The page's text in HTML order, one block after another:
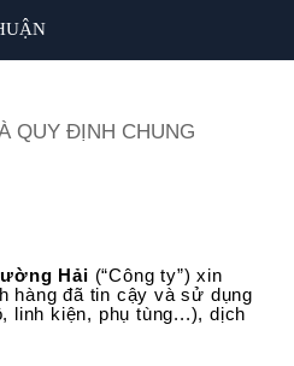
QUY ĐỊNH CHUNG
Hải (“Công ty”) xin
hàng đã tin cậy và sử dụng
linh kiện, phụ tùng...), dịch